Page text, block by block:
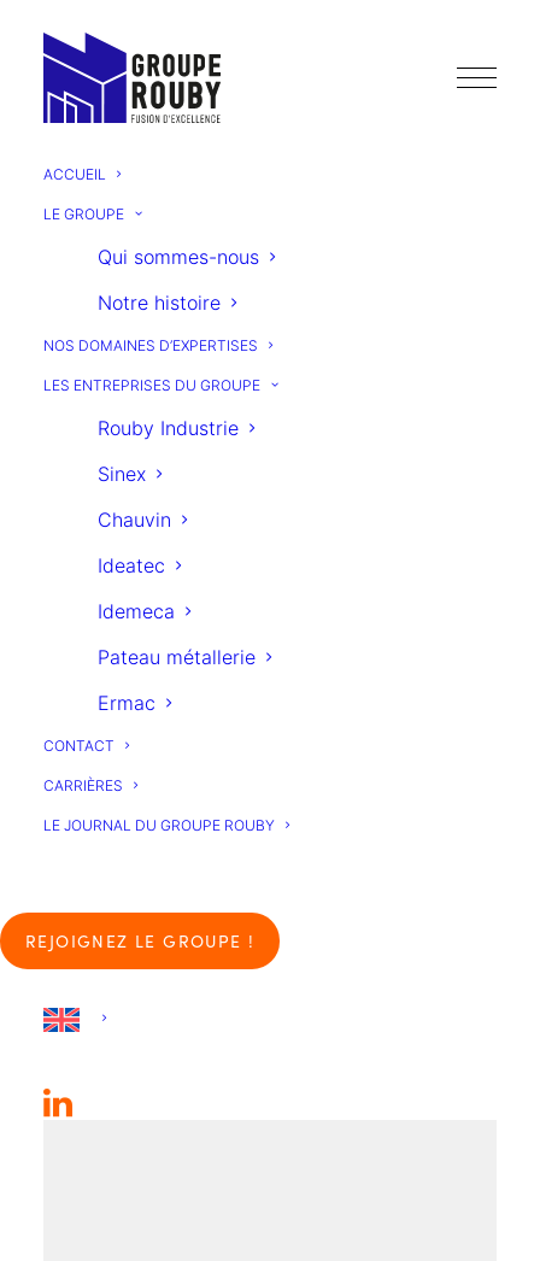
ACCUEIL
LE GROUPE
Qui sommes-nous
Notre histoire
NOS DOMAINES D’EXPERTISES
LES ENTREPRISES DU GROUPE
Rouby Industrie
Sinex
Chauvin
Ideatec
Idemeca
Pateau métallerie
Ermac
CONTACT
CARRIÈRES
LE JOURNAL DU GROUPE ROUBY
REJOIGNEZ LE GROUPE !
LE
JOURNAL
dugroupe
ROUBY
Media not available